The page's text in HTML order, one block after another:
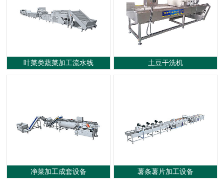
叶菜类蔬菜加工流水线 土豆干洗机
净菜加工成套设备 薯条薯片加工设备